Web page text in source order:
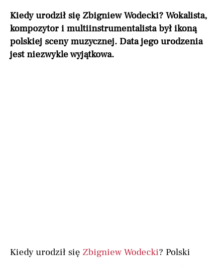
Kiedy urodził się Zbigniew Wodecki? Wokalista,
kompozytor i multiinstrumentalista był ikoną
polskiej sceny muzycznej. Data jego urodzenia
jest niezwykle wyjątkowa.
Kiedy urodził się Zbigniew Wodecki? Polski